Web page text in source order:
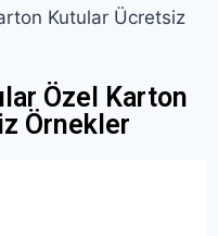
Kutular Ücretsiz
Özel Karton
Örnekler